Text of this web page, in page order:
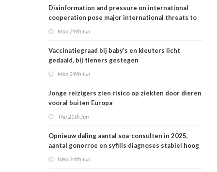
Disinformation and pressure on international
cooperation pose major international threats to
Mon 29th Jun
Vaccinatiegraad bij baby’s en kleuters licht
gedaald, bij tieners gestegen
Mon 29th Jun
Jonge reizigers zien risico op ziekten door dieren
vooral buiten Europa
Thu 25th Jun
Opnieuw daling aantal soa-consulten in 2025,
aantal gonorroe en syfilis diagnoses stabiel hoog
Wed 24th Jun